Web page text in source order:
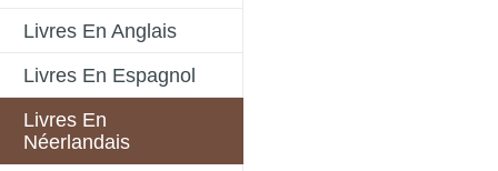
Livres En Anglais
Livres En Espagnol
Livres En
Néerlandais